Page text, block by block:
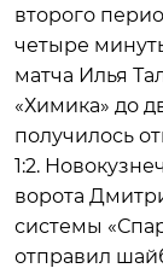
второго
четыре
матча Илья
«Химика» до
получилось
1:2.
ворота
системы
отправил